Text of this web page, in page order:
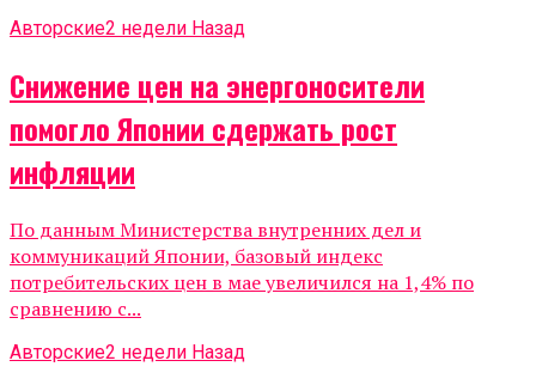
Авторские2 недели Назад
Снижение цен на энергоносители
помогло Японии сдержать рост
инфляции
По данным Министерства внутренних дел и
коммуникаций Японии, базовый индекс
потребительских цен в мае увеличился на 1,4% по
сравнению с...
Авторские2 недели Назад